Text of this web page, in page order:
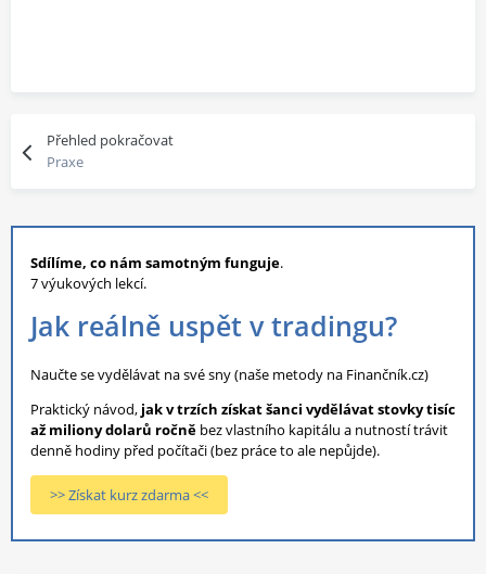
Přehled pokračovat
Praxe
Sdílíme, co nám samotným funguje.
7 výukových lekcí.
Jak reálně uspět v tradingu?
Naučte se vydělávat na své sny (naše metody na Finančník.cz)
Praktický návod, jak v trzích získat šanci vydělávat stovky tisíc
až miliony dolarů ročně bez vlastního kapitálu a nutností trávit
denně hodiny před počítači (bez práce to ale nepůjde).
>> Získat kurz zdarma <<